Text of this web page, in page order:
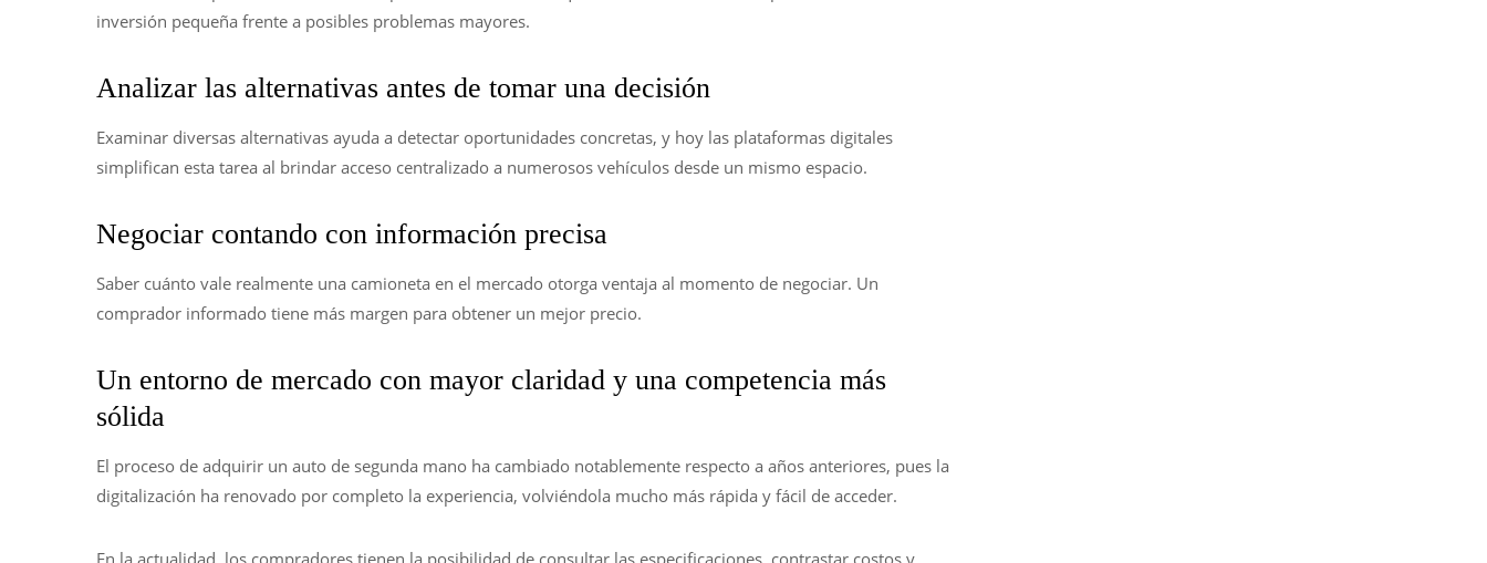
inversión pequeña frente a posibles problemas mayores.
Analizar las alternativas antes de tomar una decisión
Examinar diversas alternativas ayuda a detectar oportunidades concretas, y hoy las plataformas digitales
simplifican esta tarea al brindar acceso centralizado a numerosos vehículos desde un mismo espacio.
Negociar contando con información precisa
Saber cuánto vale realmente una camioneta en el mercado otorga ventaja al momento de negociar. Un
comprador informado tiene más margen para obtener un mejor precio.
Un entorno de mercado con mayor claridad y una competencia más
sólida
El proceso de adquirir un auto de segunda mano ha cambiado notablemente respecto a años anteriores, pues la
digitalización ha renovado por completo la experiencia, volviéndola mucho más rápida y fácil de acceder.